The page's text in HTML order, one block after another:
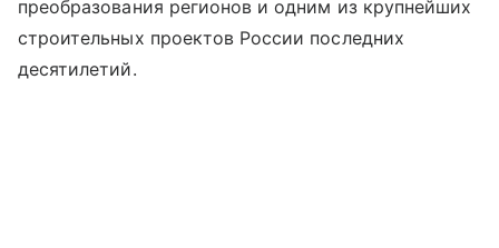
преобразования регионов и одним из крупнейших
строительных проектов России последних
десятилетий.